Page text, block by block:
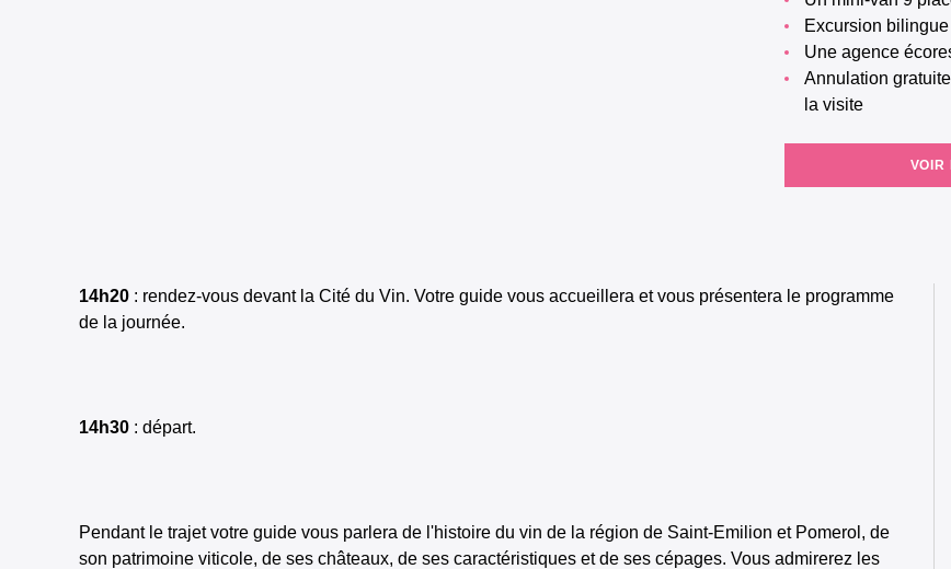
Excursion
Une agence
Annulation gratuite via le mail de réservation jusqu'à 24h avant le début de
la visite
VOIR
14h20 : rendez-vous devant la Cité du Vin. Votre guide vous accueillera et vous présentera le programme
de la journée.
14h30 : départ.
Pendant le trajet votre guide vous parlera de l'histoire du vin de la région de Saint-Emilion et Pomerol, de
son patrimoine viticole, de ses châteaux, de ses caractéristiques et de ses cépages. Vous admirerez les